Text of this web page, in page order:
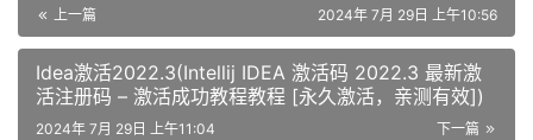
上一篇 2024年 7月 29日 上午10:56
Idea激活2022.3(Intellij IDEA 激活码 2022.3 最新激
活注册码 – 激活成功教程教程 [永久激活，亲测有效])
下一篇
2024年 7月 29日 上午11:04